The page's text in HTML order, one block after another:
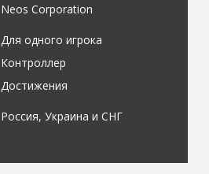
Neos Corporation
Для одного игрока
Контроллер
Достижения
Россия, Украина и СНГ